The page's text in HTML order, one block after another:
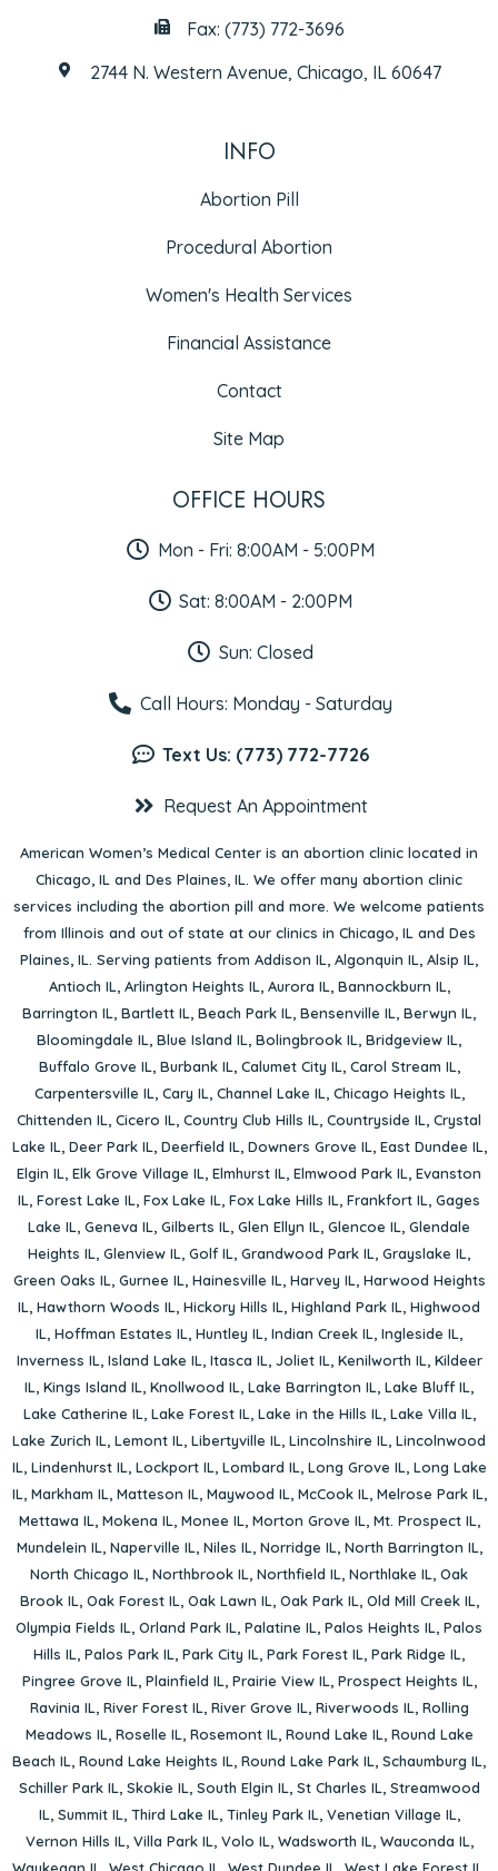
Fax: (773) 772-3696
2744 N. Western Avenue, Chicago, IL 60647
INFO
Abortion Pill
Procedural Abortion
Women's Health Services
Financial Assistance
Contact
Site Map
OFFICE HOURS
Mon - Fri: 8:00AM - 5:00PM
Sat: 8:00AM - 2:00PM
Sun: Closed
Call Hours: Monday - Saturday
Text Us: (773) 772-7726
Request An Appointment
American Women’s Medical Center is an abortion clinic located in
Chicago, IL and Des Plaines, IL. We offer many abortion clinic
services including the abortion pill and more. We welcome patients
from Illinois and out of state at our clinics in Chicago, IL and Des
Plaines, IL. Serving patients from Addison IL, Algonquin IL, Alsip IL,
Antioch IL, Arlington Heights IL, Aurora IL, Bannockburn IL,
Barrington IL, Bartlett IL, Beach Park IL, Bensenville IL, Berwyn IL,
Bloomingdale IL, Blue Island IL, Bolingbrook IL, Bridgeview IL,
Buffalo Grove IL, Burbank IL, Calumet City IL, Carol Stream IL,
Carpentersville IL, Cary IL, Channel Lake IL, Chicago Heights IL,
Chittenden IL, Cicero IL, Country Club Hills IL, Countryside IL, Crystal
Lake IL, Deer Park IL, Deerfield IL, Downers Grove IL, East Dundee IL,
Elgin IL, Elk Grove Village IL, Elmhurst IL, Elmwood Park IL, Evanston
IL, Forest Lake IL, Fox Lake IL, Fox Lake Hills IL, Frankfort IL, Gages
Lake IL, Geneva IL, Gilberts IL, Glen Ellyn IL, Glencoe IL, Glendale
Heights IL, Glenview IL, Golf IL, Grandwood Park IL, Grayslake IL,
Green Oaks IL, Gurnee IL, Hainesville IL, Harvey IL, Harwood Heights
IL, Hawthorn Woods IL, Hickory Hills IL, Highland Park IL, Highwood
IL, Hoffman Estates IL, Huntley IL, Indian Creek IL, Ingleside IL,
Inverness IL, Island Lake IL, Itasca IL, Joliet IL, Kenilworth IL, Kildeer
IL, Kings Island IL, Knollwood IL, Lake Barrington IL, Lake Bluff IL,
Lake Catherine IL, Lake Forest IL, Lake in the Hills IL, Lake Villa IL,
Lake Zurich IL, Lemont IL, Libertyville IL, Lincolnshire IL, Lincolnwood
IL, Lindenhurst IL, Lockport IL, Lombard IL, Long Grove IL, Long Lake
IL, Markham IL, Matteson IL, Maywood IL, McCook IL, Melrose Park IL,
Mettawa IL, Mokena IL, Monee IL, Morton Grove IL, Mt. Prospect IL,
Mundelein IL, Naperville IL, Niles IL, Norridge IL, North Barrington IL,
North Chicago IL, Northbrook IL, Northfield IL, Northlake IL, Oak
Brook IL, Oak Forest IL, Oak Lawn IL, Oak Park IL, Old Mill Creek IL,
Olympia Fields IL, Orland Park IL, Palatine IL, Palos Heights IL, Palos
Hills IL, Palos Park IL, Park City IL, Park Forest IL, Park Ridge IL,
Pingree Grove IL, Plainfield IL, Prairie View IL, Prospect Heights IL,
Ravinia IL, River Forest IL, River Grove IL, Riverwoods IL, Rolling
Meadows IL, Roselle IL, Rosemont IL, Round Lake IL, Round Lake
Beach IL, Round Lake Heights IL, Round Lake Park IL, Schaumburg IL,
Schiller Park IL, Skokie IL, South Elgin IL, St Charles IL, Streamwood
IL, Summit IL, Third Lake IL, Tinley Park IL, Venetian Village IL,
Vernon Hills IL, Villa Park IL, Volo IL, Wadsworth IL, Wauconda IL,